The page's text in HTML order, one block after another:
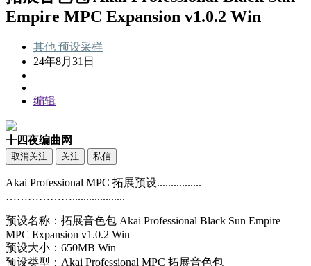
Empire MPC Expansion v1.0.2 Win
其他 预设采样
24年8月31日
编辑
十四夜编曲网
取消关注 关注 私信
Akai Professional MPC 拓展预设................
………………...................
预设名称：拓展音色包 Akai Professional Black Sun Empire
MPC Expansion v1.0.2 Win
预设大小：650MB Win
预设类型：Akai Professional MPC 拓展音色包